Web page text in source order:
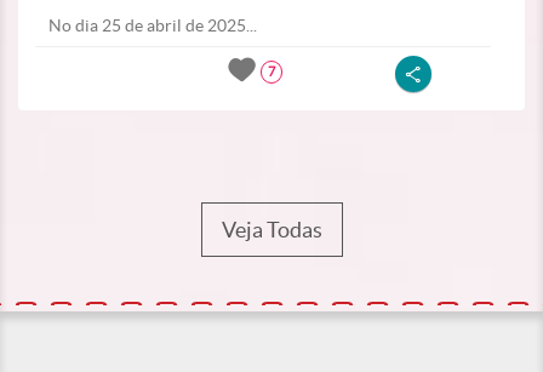
No dia 25 de abril de 2025...
7
Veja Todas